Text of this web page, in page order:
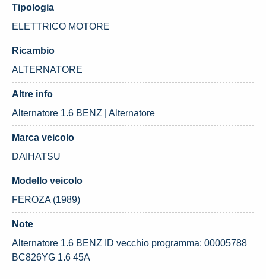
Tipologia
ELETTRICO MOTORE
Ricambio
ALTERNATORE
Altre info
Alternatore 1.6 BENZ | Alternatore
Marca veicolo
DAIHATSU
Modello veicolo
FEROZA (1989)
Note
Alternatore 1.6 BENZ ID vecchio programma: 00005788
BC826YG 1.6 45A